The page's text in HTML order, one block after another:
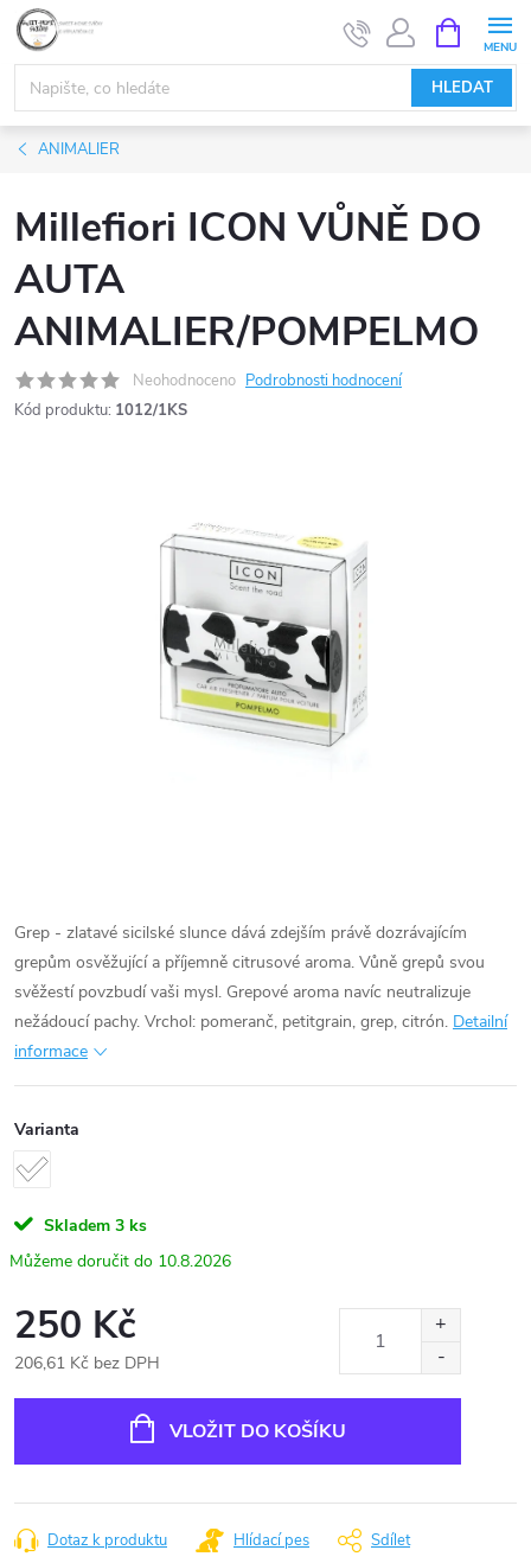
Přejít
obsah
HLEDAT
NÁKUPNÍ
KOŠÍK
ANIMALIER
Millefiori ICON VŮNĚ DO
AUTA
ANIMALIER/POMPELMO
Neohodnoceno Podrobnosti hodnocení
Kód produktu: 1012/1KS
Grep - zlatavé sicilské slunce dává zdejším právě dozrávajícím
grepům osvěžující a příjemně citrusové aroma. Vůně grepů svou
svěžestí povzbudí vaši mysl. Grepové aroma navíc neutralizuje
nežádoucí pachy. Vrchol: pomeranč, petitgrain, grep, citrón. Detailní
informace
Varianta
Skladem 3 ks
10.8.2026
250 Kč
206,61 Kč bez DPH
VLOŽIT DO KOŠÍKU
Dotaz k produktu Hlídací pes Sdílet